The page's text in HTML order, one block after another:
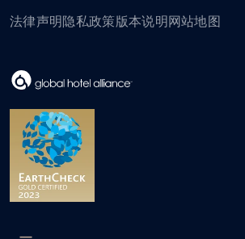
法律声明隐私政策版本说明网站地图